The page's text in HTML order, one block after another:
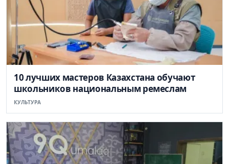
10 лучших мастеров Казахстана обучают
школьников национальным ремеслам
КУЛЬТУРА